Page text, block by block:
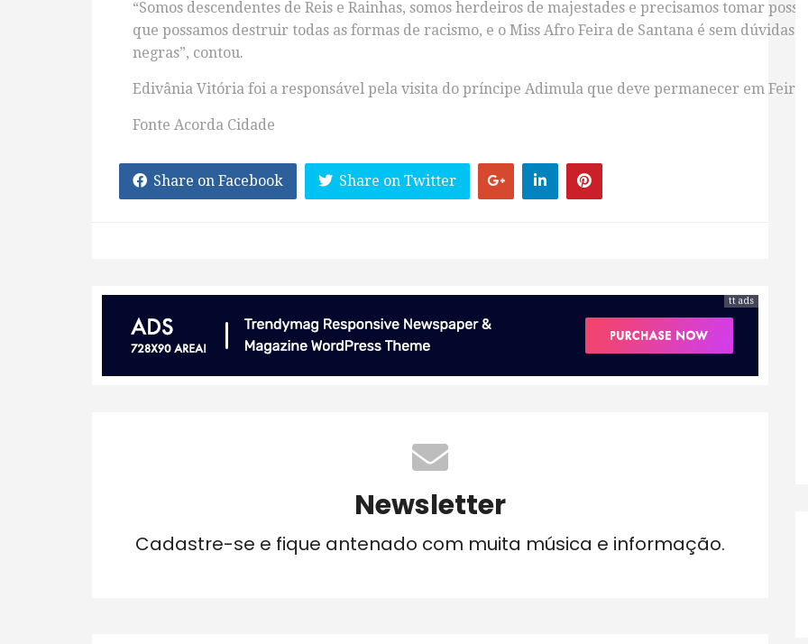
“Somos descendentes de Reis e Rainhas, somos herdeiros de majestades e precisamos tomar
que possamos destruir todas as formas de racismo, e o Miss Afro Feira de Santana é sem
negras”, contou.
Edivânia Vitória foi a responsável pela visita do príncipe Adimula que deve permanecer em Feira
Fonte Acorda Cidade
Share on Facebook Share on Twitter
tt ads
Newsletter
Cadastre-se e fique antenado com muita música e informação.